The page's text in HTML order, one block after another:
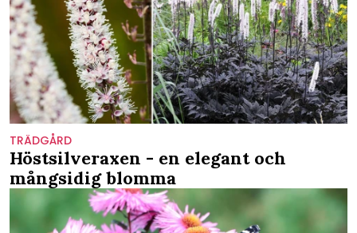
TRÄDGÅRD
Höstsilveraxen - en elegant och
mångsidig blomma